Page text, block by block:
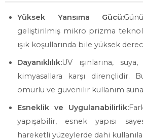
Yüksek Yansıma Gücü:
geliştirilmiş mikro prizma
ışık koşullarında bile yüksek
Dayanıklılık:UV ışınlarına,
kimyasallara karşı dirençlidir.
ömürlü ve güvenilir kullanım
Esneklik ve Uygulanabilirlik:
yapışabilir, esnek yapısı
hareketli yüzeylerde dahi